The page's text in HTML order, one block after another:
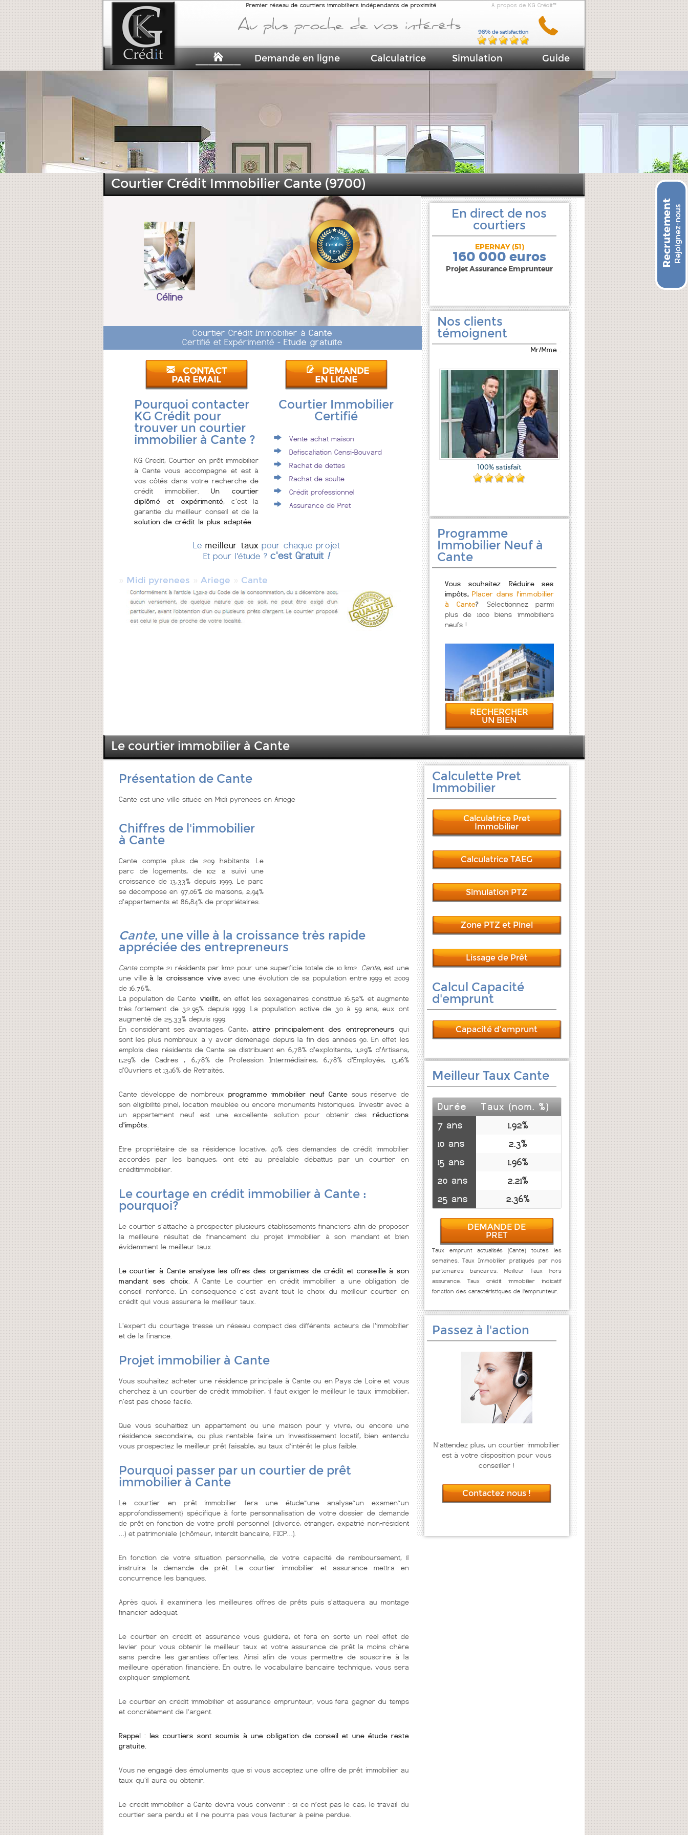
Courtier Crédit Immobilier Cante (9700)
Céline
Courtier Crédit Immobilier àCante
Certifié et Expérimenté -Etude gratuite
CONTACT
PAR EMAIL
DEMANDE
EN LIGNE
Pourquoi contacter
KG Crédit pour
trouver un courtier
immobilier à Cante ?
KG Crédit, Courtier en prêt immobilier
à Cante vous accompagne et est à
vos côtés dans votre recherche de
crédit immobilier.Un courtier
diplômé et expérimenté, c'est la
garantie du meilleur conseil et de la
solution de crédit la plus adaptée
Courtier Immobilier
Certifié
Vente achat maison
Defiscaliation Censi-Bouvard
Rachat de dettes
Rachat de soulte
Crédit professionnel
Assurance de Pret
Le meilleur taux pour chaque projet
Et pour l'étude ?c'est Gratuit !
Midi pyrenees Ariege Cante
En direct de nos
courtiers
150 000 euros
EPERNAY (51)
160 000 euros
Projet Assurance Emprunteur
240 000 euros
Nos clients
témoignent
Mr/Mme .
Programme
Immobilier Neuf à
Cante
Vous souhaitez Réduire ses
impôts,Placer dans l'immobilier
à Cante? Sélectionnez parmi
plus de 1000 biens immobiliers
neufs !
RECHERCHER
UN BIEN
Le courtier immobilier à Cante
Présentation de Cante
Cante est une ville située en Midi pyrenees en Ariege
Chiffres de l'immobilier
à Cante
Cante compte plus de 209 habitants. Le
parc de logements, de 102 a suivi une
croissance de 13,33% depuis 1999. Le parc
se décompose en 97,06% de maisons, 2,94%
d'appartements et 86,84% de propriétaires.
Cante, une ville à la croissance très rapide
appréciée des entrepreneurs
Cantecompte 21 résidents par km2 pour une superficie totale de 10 km2. Cante, est une
une villeà la croissance viveavec une évolution de sa population entre 1999 et 2009
de 16.76%.
La population de Cante vieillit, en effet les sexagenaires constitue 16.52% et augmente
très fortement de 32.95% depuis 1999. La population active de 30 à 59 ans, eux ont
augmenté de 25.33% depuis 1999.
En considérant ses avantages, Cante,attire principalement des entrepreneurs qui
sont les plus nombreux à y avoir déménagé depuis la fin des années 90. En effet les
emplois des résidents de Cante se distribuent en 6,78% d'exploitants, 11,29% d'Artisans,
11,29% de Cadres , 6,78% de Profession Intermédiaires, 6,78% d'Employés, 13,16%
d'Ouvriers et 13,16% de Retraités.
Cante développe de nombreux programme immobilier neuf Cante sous réserve de
son éligibilité pinel, location meublée ou encore monuments historiques. Investir avec à
un appartement neuf est une excellente solution pour obtenir des réductions
d'impôts
Etre propriétaire de sa résidence locative, 40% des demandes de crédit immobilier
accordés par les banques, ont été au préalable débattus par un courtier en
créditimmobilier.
Le courtage en crédit immobilier à Cante :
pourquoi?
Le courtier s'attache à prospecter plusieurs établissements financiers afin de proposer
la meilleure résultat de financement du projet immobilier à son mandant et bien
évidemment le meilleur taux.
Le courtier à Cante analyse les offres des organismes de crédit et conseille à son
mandant ses choix . A Cante Le courtier en crédit immobilier a une obligation de
conseil renforcé. En conséquence c'est avant tout le choix du meilleur courtier en
crédit qui vous assurera le meilleur taux.
L'expert du courtage tresse un réseau compact des différents acteurs de l'immobilier
et de la finance.
Projet immobilier à Cante
Vous souhaitez acheter une résidence principale à Cante ou en Pays de Loire et vous
cherchez à un courtier de crédit immobilier, il faut exiger le meilleur le taux immobilier,
n'est pas chose facile.
Que vous souhaitiez un appartement ou une maison pour y vivre, ou encore une
résidence secondaire, ou plus rentable faire un investissement locatif, bien entendu
vous prospectez le meilleur prêt faisable, au taux d’intérêt le plus faible.
Pourquoi passer par un courtier de prêt
immobilier à Cante
Le courtier en prêt immobilier fera une étude~une analyse~un examen~un
approfondissement} spécifique à forte personnalisation de votre dossier de demande
de prêt en fonction de votre profil personnel (divorcé, étranger, expatrié non-résident
…) et patrimoniale (chômeur, interdit bancaire, FICP…).
En fonction de votre situation personnelle, de votre capacité de remboursement, il
instruira la demande de prêt. Le courtier immobilier et assurance mettra en
concurrence les banques.
Après quoi, il examinera les meilleures offres de prêts puis s'attaquera au montage
financier adéquat.
Le courtier en crédit et assurance vous guidera, et fera en sorte un réel effet de
levier pour vous obtenir le meilleur taux et votre assurance de prêt la moins chère
sans perdre les garanties offertes. Ainsi afin de vous permettre de souscrire à la
meilleure opération financière. En outre, le vocabulaire bancaire technique, vous sera
expliquer simplement.
Le courtier en crédit immobilier et assurance emprunteur, vous fera gagner du temps
et concrétement de l’argent.
Rappel : les courtiers sont soumis à une obligation de conseil et une étude reste
gratuite.
Vous ne engagé des émoluments que si vous acceptez une offre de prêt immobilier au
taux qu'il aura ou obtenir.
Le crédit immobilier à Cante devra vous convenir : si ce n’est pas le cas, le travail du
courtier sera perdu et il ne pourra pas vous facturer à peine perdue.
Calculette Pret
Immobilier
Calculatrice Pret
Immobilier
Calculatrice TAEG
Simulation PTZ
Zone PTZ et Pinel
Lissage de Prêt
Calcul Capacité
d'emprunt
Capacité d'emprunt
Meilleur Taux Cante
Durée
Taux (nom. %)
7 ans
1.92%
10 ans
2.3%
15 ans
1.96%
20 ans
2.21%
25 ans
2.36%
DEMANDE DE
PRET
Taux emprunt actualisés (Cante) toutes les
semaines. Taux Immobilier pratiqués par nos
partenaires bancaires. Meilleur Taux hors
assurance. Taux crédit immobilier indicatif
fonction des caractéristiques de l'emprunteur.
Passez à l'action
N'attendez plus, un courtier immobilier
est à votre disposition pour vous
conseiller !
Contactez nous !
Premier réseau de courtiers immobiliers indépendants de proximité A propos de KG Crédit™
Demande en ligne Calculatrice Simulation Guide